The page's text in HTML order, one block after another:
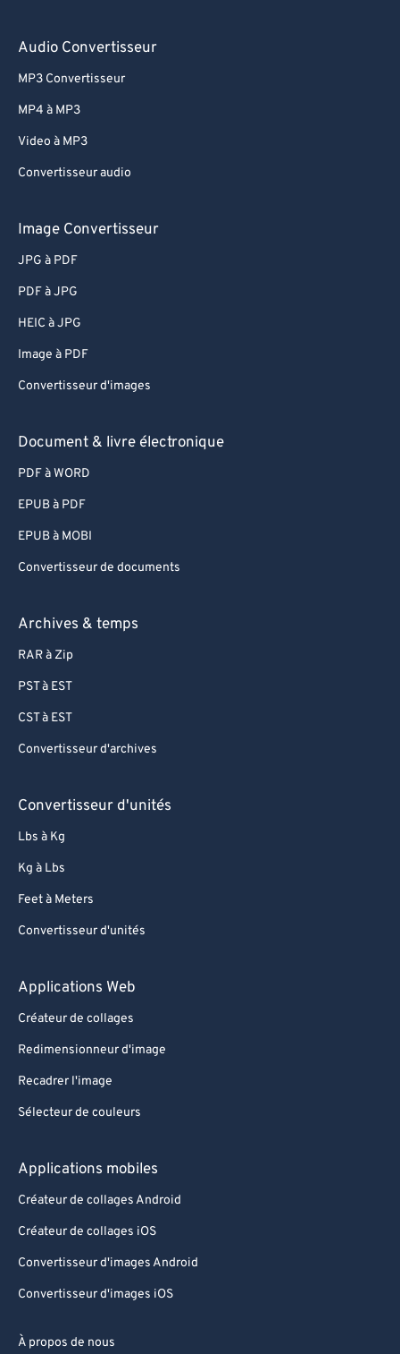
Audio Convertisseur
MP3 Convertisseur
MP4 à MP3
Video à MP3
Convertisseur audio
Image Convertisseur
JPG à PDF
PDF à JPG
HEIC à JPG
Image à PDF
Convertisseur d'images
Document & livre électronique
PDF à WORD
EPUB à PDF
EPUB à MOBI
Convertisseur de documents
Archives & temps
RAR à Zip
PST à EST
CST à EST
Convertisseur d'archives
Convertisseur d'unités
Lbs à Kg
Kg à Lbs
Feet à Meters
Convertisseur d'unités
Applications Web
Créateur de collages
Redimensionneur d'image
Recadrer l'image
Sélecteur de couleurs
Applications mobiles
Créateur de collages Android
Créateur de collages iOS
Convertisseur d'images Android
Convertisseur d'images iOS
À propos de nous